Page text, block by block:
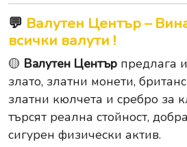
💬 Валутен Център –
всички валути !
🟡 Валутен Център предлага
злато, златни монети,
златни кюлчета и сребро за
търсят реална стойност,
сигурен физически актив.